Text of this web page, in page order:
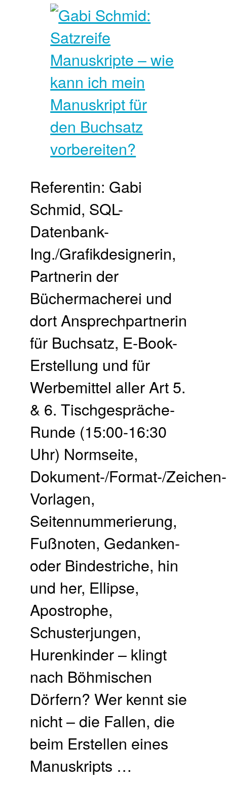
Referentin: Gabi
Schmid, SQL-
Datenbank-
Ing./Grafikdesignerin,
Partnerin der
Büchermacherei und
dort Ansprechpartnerin
für Buchsatz, E-Book-
Erstellung und für
Werbemittel aller Art 5.
& 6. Tischgespräche-
Runde (15:00-16:30
Uhr) Normseite,
Dokument-/Format-/Zeichen-
Vorlagen,
Seitennummerierung,
Fußnoten, Gedanken-
oder Bindestriche, hin
und her, Ellipse,
Apostrophe,
Schusterjungen,
Hurenkinder – klingt
nach Böhmischen
Dörfern? Wer kennt sie
nicht – die Fallen, die
beim Erstellen eines
Manuskripts …